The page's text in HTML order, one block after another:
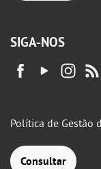
SIGA-NOS
Política de Gestão
Consultar